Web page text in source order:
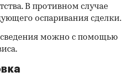
В противном случае
оспаривания сделки.
можно с помощью